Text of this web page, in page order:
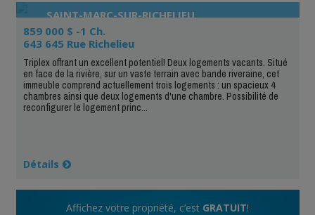
SAINT-MARC-SUR-RICHELIEU
859 000 $ -1 Ch.
643 645 Rue Richelieu
Triplex offrant un excellent potentiel! Deux logements vacants. Situé
en face de la rivière, sur un vaste terrain avec bande riveraine, cet
immeuble comprend actuellement trois logements : un spacieux 4
chambres ainsi que deux logements d'une chambre. Possibilité de
reconfigurer le logement princ...
Détails
Affichez votre propriété, c’est GRATUIT!